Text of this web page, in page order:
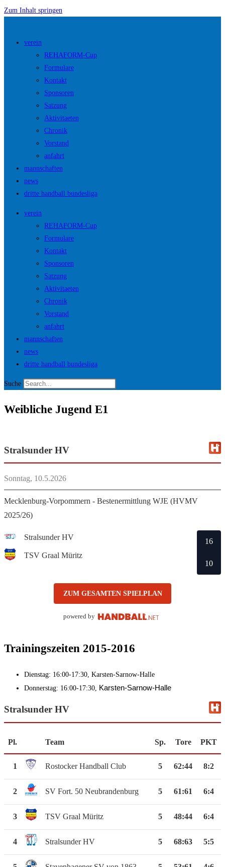
Zum Inhalt springen
verein
REHAFORM-Cup
Formulare
Kontakt
Sponsoren
Satzung
Aktivitaeten
Chronik
Vorstand
anfahrt
mannschaften
news
dritte handball bundesliga
verein
REHAFORM-Cup
Formulare
Kontakt
Sponsoren
Satzung
Aktivitaeten
Chronik
Vorstand
anfahrt
mannschaften
news
dritte handball bundesliga
Suche
Weibliche Jugend E1
Stralsunder HV
Sonntag, 10.5.2026
Mecklenburg-Vorpommern - Bestenermittlung WJE (HVMV
2025/26)
Stralsunder HV
TSV Graal Müritz
16
10
ZUM GESAMTEN SPIELPLAN
powered by
Trainingszeiten 2015-2016
Dienstag: 16:00-17:30, Karsten-Sarnow-Halle
Donnerstag: 16:00-17:30, Karsten-Sarnow-Halle
Stralsunder HV
Pl. Team Sp. Tore PKT
1 Rostocker Handball Club 5 62:44 8:2
2 SV Fort. 50 Neubrandenburg 5 61:61 6:4
3 TSV Graal Müritz 5 48:44 6:4
4 Stralsunder HV 5 68:63 5:5